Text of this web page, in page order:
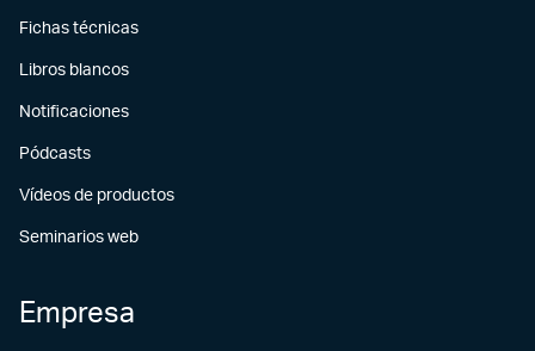
Fichas técnicas
Libros blancos
Notificaciones
Pódcasts
Vídeos de productos
Seminarios web
Empresa